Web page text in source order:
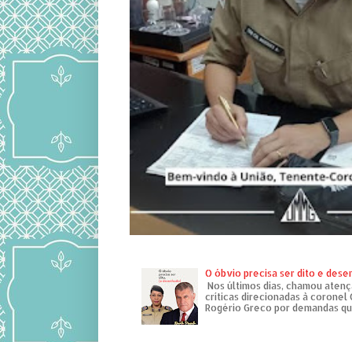
O óbvio precisa ser dito e
Nos últimos dias, chamou
críticas direcionadas à coronel
Rogério Greco por demandas